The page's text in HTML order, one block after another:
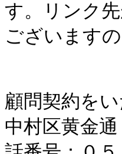
す。リンク
ございます
顧問契約を
中村区黄金